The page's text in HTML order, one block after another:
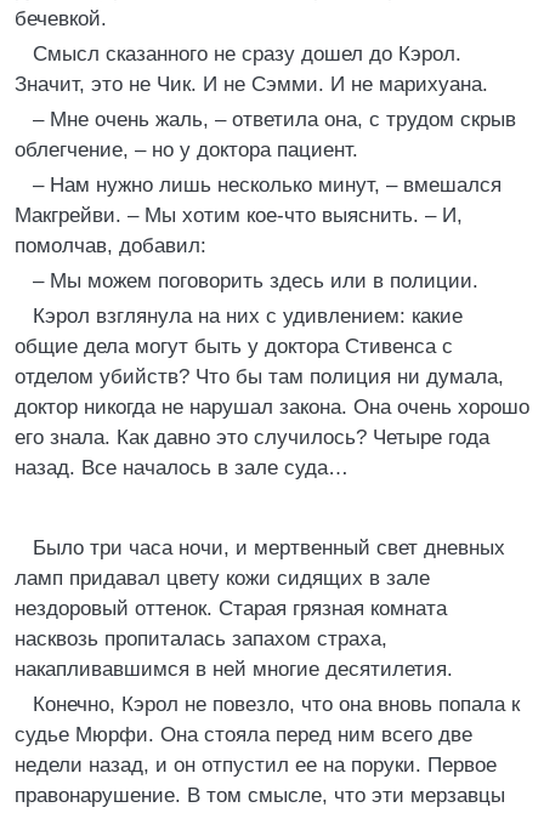
бечевкой.
Смысл сказанного не сразу дошел до Кэрол.
Значит, это не Чик. И не Сэмми. И не марихуана.
– Мне очень жаль, – ответила она, с трудом скрыв
облегчение, – но у доктора пациент.
– Нам нужно лишь несколько минут, – вмешался
Макгрейви. – Мы хотим кое-что выяснить. – И,
помолчав, добавил:
– Мы можем поговорить здесь или в полиции.
Кэрол взглянула на них с удивлением: какие
общие дела могут быть у доктора Стивенса с
отделом убийств? Что бы там полиция ни думала,
доктор никогда не нарушал закона. Она очень хорошо
его знала. Как давно это случилось? Четыре года
назад. Все началось в зале суда…
Было три часа ночи, и мертвенный свет дневных
ламп придавал цвету кожи сидящих в зале
нездоровый оттенок. Старая грязная комната
насквозь пропиталась запахом страха,
накапливавшимся в ней многие десятилетия.
Конечно, Кэрол не повезло, что она вновь попала к
судье Мюрфи. Она стояла перед ним всего две
недели назад, и он отпустил ее на поруки. Первое
правонарушение. В том смысле, что эти мерзавцы